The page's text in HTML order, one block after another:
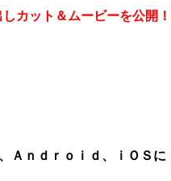
カット＆ムービーを公開！
Ａｎｄｒｏｉｄ、ｉＯＳに